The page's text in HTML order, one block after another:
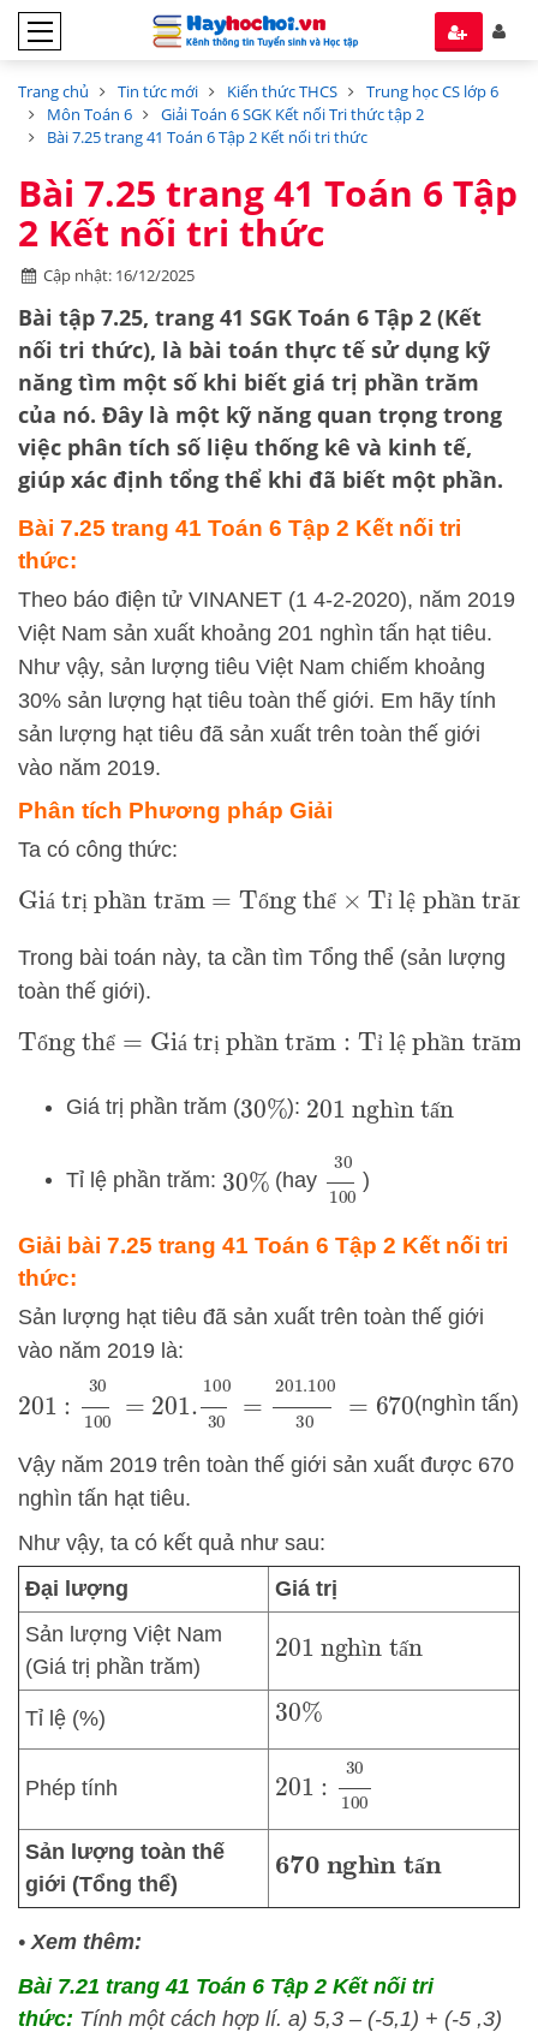
Trang chủ Tin tức mới Kiến thức THCS
Trung học CS lớp 6
Môn Toán 6
Giải Toán 6 SGK Kết nối Tri thức tập 2
Bài 7.25 trang 41 Toán 6 Tập 2 Kết nối tri thức
Bài 7.25 trang 41 Toán 6 Tập
2 Kết nối tri thức
Cập nhật: 16/12/2025
Bài tập 7.25, trang 41 SGK Toán 6 Tập 2 (Kết
nối tri thức), là bài toán thực tế sử dụng kỹ
năng tìm một số khi biết giá trị phần trăm
của nó. Đây là một kỹ năng quan trọng trong
việc phân tích số liệu thống kê và kinh tế,
giúp xác định tổng thể khi đã biết một phần.
Bài 7.25 trang 41 Toán 6 Tập 2 Kết nối tri
thức:
Theo báo điện tử VINANET (1 4-2-2020), năm 2019
Việt Nam sản xuất khoảng 201 nghìn tấn hạt tiêu.
Như vậy, sản lượng tiêu Việt Nam chiếm khoảng
30% sản lượng hạt tiêu toàn thế giới. Em hãy tính
sản lượng hạt tiêu đã sản xuất trên toàn thế giới
vào năm 2019.
Phân tích Phương pháp Giải
Ta có công thức:
á ị ầ ă ổ ể ỉ ệ ầ ă
Giá trị phần trăm =Tổng thể× Tỉ lệ phần trăm
Trong bài toán này, ta cần tìm Tổng thể (sản lượng
toàn thế giới).
ổ ể á ị ầ ă ỉ ệ ầ ă
Tổng thể =Giá trị phần trăm: Tỉ lệ phần trăm
Giá trị phần trăm (30%): ì ấ
201 nghìn tấn
Tỉ lệ phần trăm: 30% (hay 30 100
)
Giải bài 7.25 trang 41 Toán 6 Tập 2 Kết nối tri
thức:
Sản lượng hạt tiêu đã sản xuất trên toàn thế giới
vào năm 2019 là:
201 30100 =201.100 30201.100 30=670(nghìn tấn)
Vậy năm 2019 trên toàn thế giới sản xuất được 670
nghìn tấn hạt tiêu.
Như vậy, ta có kết quả như sau:
Đại lượng
Giá trị
Sản lượng Việt Nam
(Giá trị phần trăm)
ì ấ
201 nghìn tấn
Tỉ lệ (%) 30%
Phép tính 201 30100
Sản lượng toàn thế
giới (Tổng thể)
ì ấ
670nghìn tấn
• Xem thêm:
Bài 7.21 trang 41 Toán 6 Tập 2 Kết nối tri
thức: Tính một cách hợp lí. a) 5,3 – (-5,1) + (-5 ,3)